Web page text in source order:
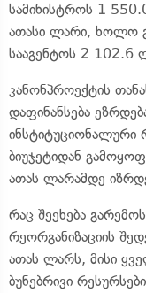
სამინისტროს 1
ათასი ლარი, ხოლო
სააგენტოს 2 102.6
კანონპროექტის
დაფინანსება
ინსტიტუციონალური
ბიუჯეტიდან
ათას ლარამდე
რაც შეეხება
რეორგანიზაციის
ათას ლარს, მისი
ბუნებრივი